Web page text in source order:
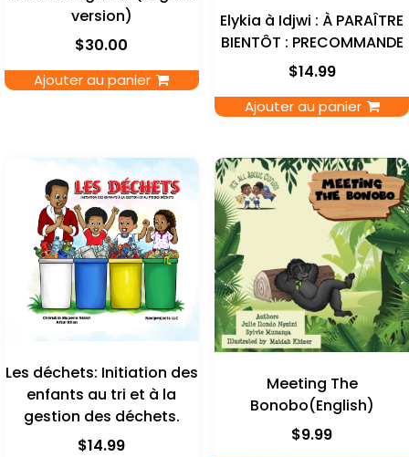
version)
$30.00
Ajouter au panier
Elykia à Idjwi : À PARAÎTRE
BIENTÔT : PRECOMMANDE
$14.99
Ajouter au panier
Les déchets: Initiation des
enfants au tri et à la
gestion des déchets.
$14.99
Meeting The
Bonobo(English)
$9.99